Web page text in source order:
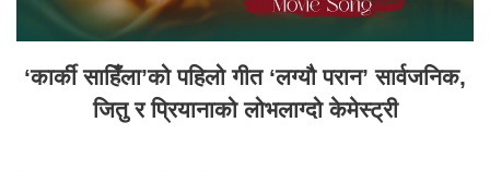
‘कार्की साहिँला’को पहिलो गीत ‘लग्यौ परान’ सार्वजनिक,
जितु र प्रियानाको लोभलाग्दो केमेस्ट्री